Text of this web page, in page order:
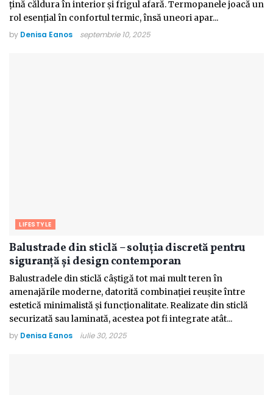
țină căldura în interior și frigul afară. Termopanele joacă un
rol esențial în confortul termic, însă uneori apar...
by Denisa Eanos septembrie 10, 2025
LIFESTYLE
Balustrade din sticlă – soluția discretă pentru
siguranță și design contemporan
Balustradele din sticlă câștigă tot mai mult teren în
amenajările moderne, datorită combinației reușite între
estetică minimalistă și funcționalitate. Realizate din sticlă
securizată sau laminată, acestea pot fi integrate atât...
by Denisa Eanos iulie 30, 2025